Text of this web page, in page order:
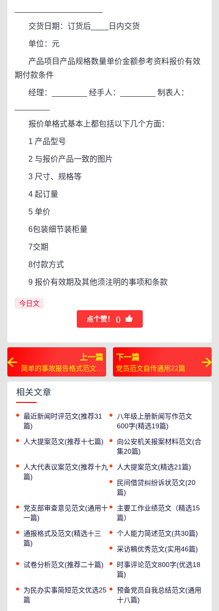
交货日期：订货后____日内交货
单位：元
产品项目产品规格数量单价金额参考资料报价有效
期付款条件
经理：________ 经手人：________ 制表人：
报价单格式基本上都包括以下几个方面：
1 产品型号
2 与报价产品一致的图片
3 尺寸、规格等
4 起订量
5 单价
6包装细节装柜量
7交期
8付款方式
9 报价有效期及其他须注明的事项和条款
今日文
点个赞！ ()
上一篇
简单的事故报告格式范文通
用17篇
下一篇
党员范文自传通用22篇
相关文章
最近新闻时评范文(推荐31
篇)
八年级上册新闻写作范文
600字(精选19篇)
人大提案范文(推荐十七篇)
向公安机关报案材料范文(合
集20篇)
人大代表议案范文(推荐十九
篇)
人大提案范文(精选21篇)
民间借贷纠纷诉状范文(20
篇)
党支部审查意见范文(通用十
一篇)
主要工作业绩范文（精选15
篇）
通报格式及范文(精选十三
篇)
个人能力简述范文(共30篇)
采访稿优秀范文(实用46篇)
试卷分析范文(推荐二十篇)
时事评论范文800字(优选18
篇)
为民办实事简短范文优选25
篇
预备党员自我总结范文(通用
十八篇)